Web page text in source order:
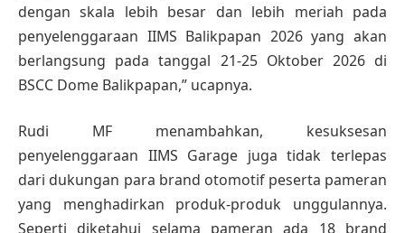
dengan skala lebih besar dan lebih meriah pada
penyelenggaraan IIMS Balikpapan 2026 yang akan
berlangsung pada tanggal 21-25 Oktober 2026 di
BSCC Dome Balikpapan,” ucapnya.
Rudi MF menambahkan, kesuksesan
penyelenggaraan IIMS Garage juga tidak terlepas
dari dukungan para brand otomotif peserta pameran
yang menghadirkan produk-produk unggulannya.
Seperti diketahui selama pameran ada 18 brand